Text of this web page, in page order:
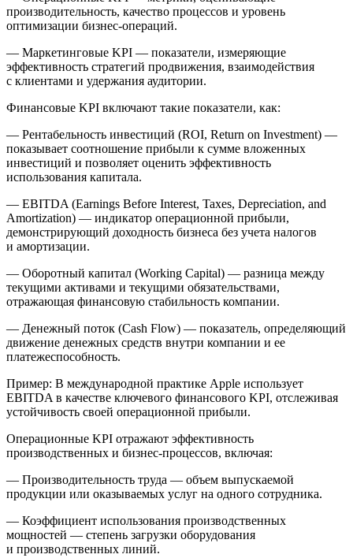
производительность, качество процессов и уровень
оптимизации бизнес-операций.
— Маркетинговые KPI — показатели, измеряющие
эффективность стратегий продвижения, взаимодействия
с клиентами и удержания аудитории.
Финансовые KPI включают такие показатели, как:
— Рентабельность инвестиций (ROI, Return on Investment) —
показывает соотношение прибыли к сумме вложенных
инвестиций и позволяет оценить эффективность
использования капитала.
— EBITDA (Earnings Before Interest, Taxes, Depreciation, and
Amortization) — индикатор операционной прибыли,
демонстрирующий доходность бизнеса без учета налогов
и амортизации.
— Оборотный капитал (Working Capital) — разница между
текущими активами и текущими обязательствами,
отражающая финансовую стабильность компании.
— Денежный поток (Cash Flow) — показатель, определяющий
движение денежных средств внутри компании и ее
платежеспособность.
Пример: В международной практике Apple использует
EBITDA в качестве ключевого финансового KPI, отслеживая
устойчивость своей операционной прибыли.
Операционные KPI отражают эффективность
производственных и бизнес-процессов, включая:
— Производительность труда — объем выпускаемой
продукции или оказываемых услуг на одного сотрудника.
— Коэффициент использования производственных
мощностей — степень загрузки оборудования
и производственных линий.